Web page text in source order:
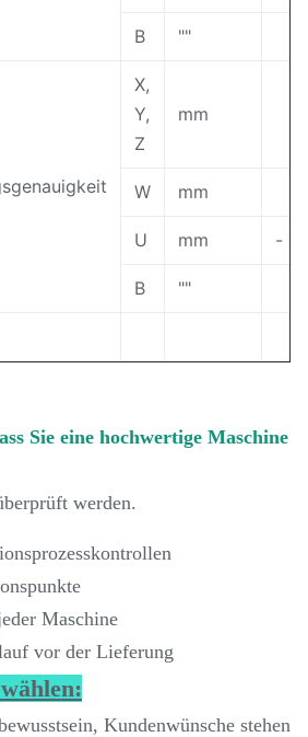
B ""
X,
Y,
Z
mm
W mm
U mm -
B ""
Sie eine hochwertige Maschine
werden.
Maschine
vor der Lieferung
Kundenwünsche stehen